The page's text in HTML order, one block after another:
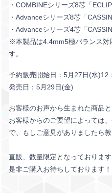
・COMBINEシリーズ8芯「
・Advanceシリーズ8芯「
・Advanceシリーズ4芯「
※本製品は4.4mm5極バランス対
す。
予約販売開始日：5月27日(水)12
発売日：5月29日(金)
お客様のお声から生まれた商品と
お客様からのご要望によっては
で、もしご意見がありましたら
直販、数量限定となっております
是非ご購入お待ちしております！